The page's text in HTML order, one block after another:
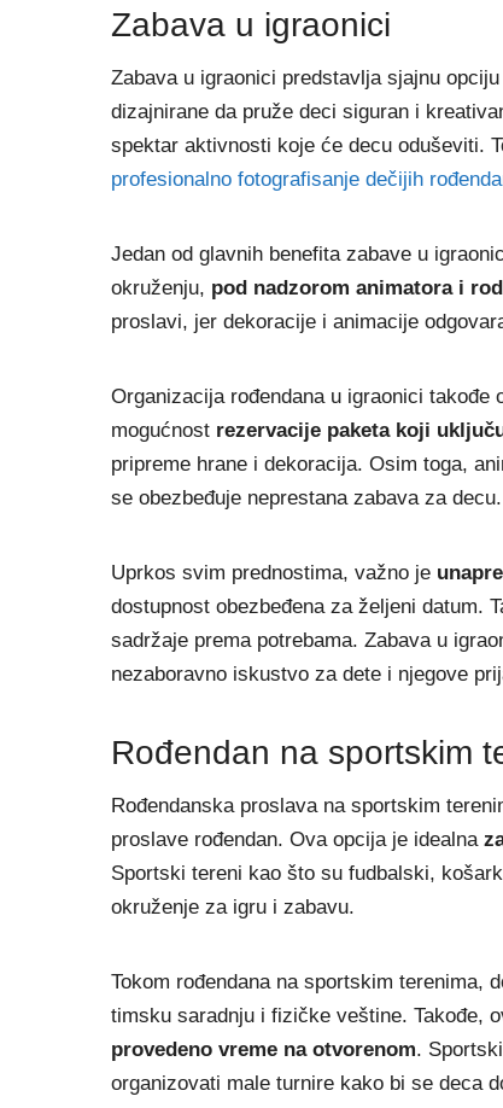
Zabava u igraonici
Zabava u igraonici predstavlja sjajnu
dizajnirane da pruže deci siguran i
spektar aktivnosti koje će decu oduševiti.
profesionalno fotografisanje dečijih
Jedan od glavnih benefita zabave u
okruženju, pod nadzorom animatora i
proslavi, jer dekoracije i animacije
Organizacija rođendana u igraonici
mogućnost rezervacije paketa koji
pripreme hrane i dekoracija. Osim toga,
se obezbeđuje neprestana zabava za decu.
Uprkos svim prednostima, važno je
dostupnost obezbeđena za željeni datum.
sadržaje prema potrebama. Zabava u
nezaboravno iskustvo za dete i njegove
Rođendan na sportskim
Rođendanska proslava na sportskim
proslave rođendan. Ova opcija je idealna
Sportski tereni kao što su fudbalski,
okruženje za igru i zabavu.
Tokom rođendana na sportskim terenima,
timsku saradnju i fizičke veštine. Takođe,
provedeno vreme na otvorenom.
organizovati male turnire kako bi se deca